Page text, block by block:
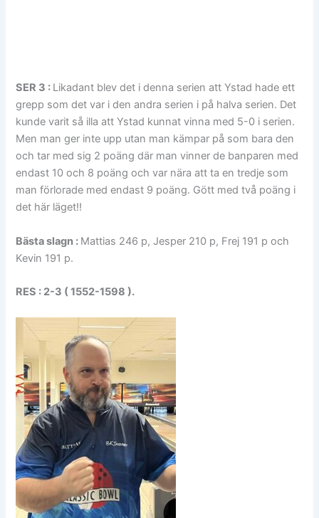
SER 3 : Likadant blev det i denna serien att Ystad hade ett
grepp som det var i den andra serien i på halva serien. Det
kunde varit så illa att Ystad kunnat vinna med 5-0 i serien.
Men man ger inte upp utan man kämpar på som bara den
och tar med sig 2 poäng där man vinner de banparen med
endast 10 och 8 poäng och var nära att ta en tredje som
man förlorade med endast 9 poäng. Gött med två poäng i
det här läget!!
Bästa slagn : Mattias 246 p, Jesper 210 p, Frej 191 p och
Kevin 191 p.
RES : 2-3 ( 1552-1598 ).